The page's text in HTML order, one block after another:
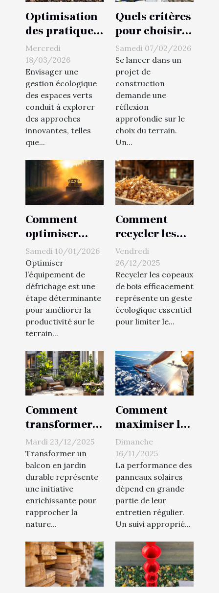
Optimisation
des pratiques
de mulching
lourd pour la
gestion
écologique
Mercredi
18/03/2026
Envisager une
gestion écologique
des espaces verts
conduit à explorer
des approches
innovantes, telles
que...
Quels critères
pour choisir
un terrain
adapté à votre
projet de
construction
?
Samedi 07/02/2026
Se lancer dans un
projet de
construction
demande une
réflexion
approfondie sur le
choix du terrain.
Un...
Comment
optimiser
votre
équipement
de défrichage
pour accroître
la
productivité?
Samedi 10/01/2026
Optimiser
l’équipement de
défrichage est une
étape déterminante
pour améliorer la
productivité sur le
terrain...
Comment
recycler les
copeaux de
bois
efficacement
?
Vendredi
26/12/2025
Recycler les copeaux
de bois efficacement
représente un geste
écologique essentiel
pour limiter le...
Comment
transformer
votre balcon
en jardin
durable ?
Mardi 23/12/2025
Transformer un
balcon en jardin
durable représente
une initiative
enrichissante pour
rapprocher la
nature...
Comment
maximiser la
durée de vie
de vos
panneaux
solaires grâce
à un entretien
régulier ?
Dimanche
16/11/2025
La performance des
panneaux solaires
dépend en grande
partie de leur
entretien régulier.
Un suivi approprié...